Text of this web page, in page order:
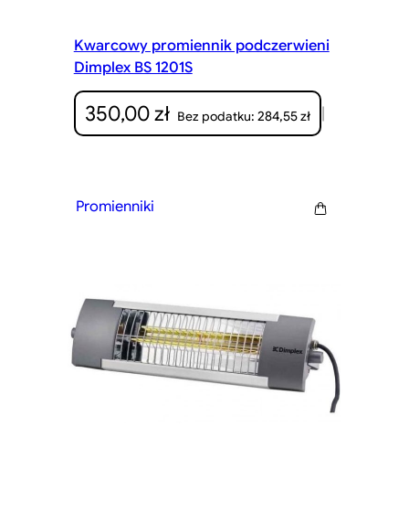
Kwarcowy promiennik podczerwieni
Dimplex BS 1201S
350,00zł Bez podatku: 284,55zł |
Promienniki